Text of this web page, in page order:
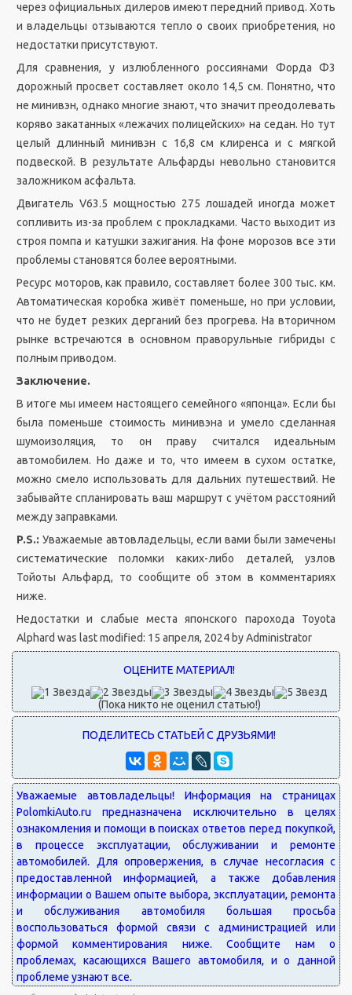
через официальных дилеров имеют передний привод. Хоть
и владельцы отзываются тепло о своих приобретения, но
недостатки присутствуют.
Для сравнения, у излюбленного россиянами Форда Ф3
дорожный просвет составляет около 14,5 см. Понятно, что
не минивэн, однако многие знают, что значит преодолевать
коряво закатанных «лежачих полицейских» на седан. Но тут
целый длинный минивэн с 16,8 см клиренса и с мягкой
подвеской. В результате Альфарды невольно становится
заложником асфальта.
Двигатель V63.5 мощностью 275 лошадей иногда может
сопливить из-за проблем с прокладками. Часто выходит из
строя помпа и катушки зажигания. На фоне морозов все эти
проблемы становятся более вероятными.
Ресурс моторов, как правило, составляет более 300 тыс. км.
Автоматическая коробка живёт поменьше, но при условии,
что не будет резких дерганий без прогрева. На вторичном
рынке встречаются в основном праворульные гибриды с
полным приводом.
Заключение.
В итоге мы имеем настоящего семейного «японца». Если бы
была поменьше стоимость минивэна и умело сделанная
шумоизоляция, то он праву считался идеальным
автомобилем. Но даже и то, что имеем в сухом остатке,
можно смело использовать для дальних путешествий. Не
забывайте спланировать ваш маршрут с учётом расстояний
между заправками.
P.S.: Уважаемые автовладельцы, если вами были замечены
систематические поломки каких-либо деталей, узлов
Тойоты Альфард, то сообщите об этом в комментариях
ниже.
Недостатки и слабые места японского парохода Toyota
Alphard was last modified: 15 апреля, 2024byAdministrator
(Пока никто не оценил статью!)